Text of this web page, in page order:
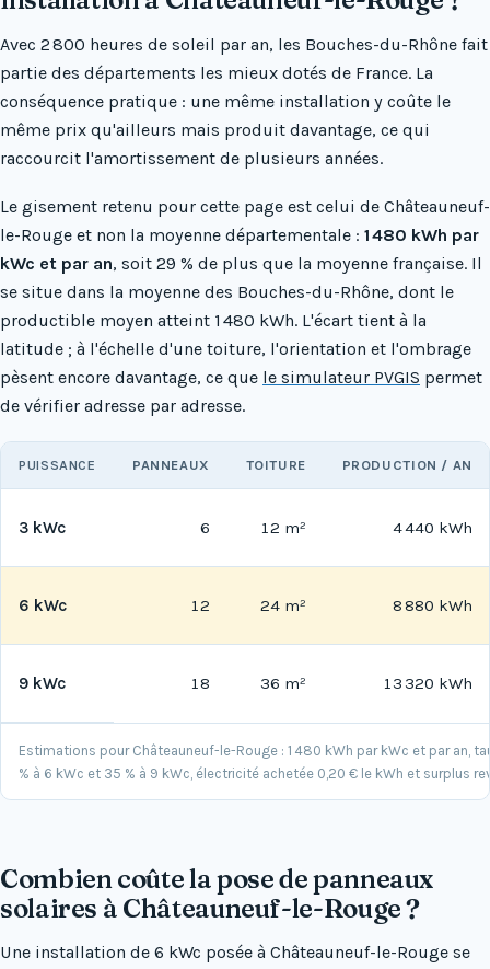
Avec 2 800 heures de soleil par an, les Bouches-du-Rhône fait
partie des départements les mieux dotés de France. La
conséquence pratique : une même installation y coûte le
même prix qu'ailleurs mais produit davantage, ce qui
raccourcit l'amortissement de plusieurs années.
Le gisement retenu pour cette page est celui de Châteauneuf-
le-Rouge et non la moyenne départementale : 1 480 kWh par
kWc et par an, soit 29 % de plus que la moyenne française. Il
se situe dans la moyenne des Bouches-du-Rhône, dont le
productible moyen atteint 1 480 kWh. L'écart tient à la
latitude ; à l'échelle d'une toiture, l'orientation et l'ombrage
pèsent encore davantage, ce que le simulateur PVGIS permet
de vérifier adresse par adresse.
Estimations pour Châteauneuf-le-Rouge : 1 480 kWh par kWc et par an,
% à 6 kWc et 35 % à 9 kWc, électricité achetée 0,20 € le kWh et surplus
PUISSANCE PANNEAUX TOITURE PRODUCTION / AN
3 kWc 6 12 m² 4 440 kWh
6 kWc 12 24 m² 8 880 kWh
9 kWc 18 36 m² 13 320 kWh
Combien coûte la pose de panneaux
solaires à Châteauneuf-le-Rouge ?
Une installation de 6 kWc posée à Châteauneuf-le-Rouge se